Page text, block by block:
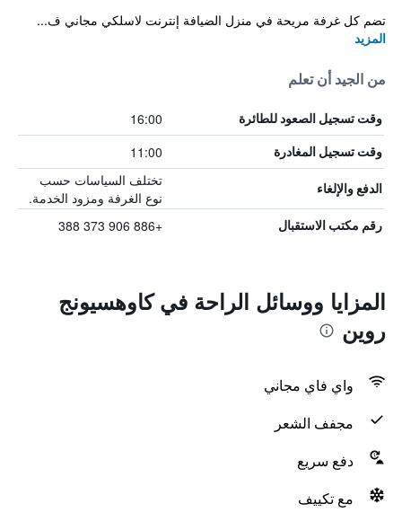
تضم كل غرفة مريحة في منزل الضيافة إنترنت لاسلكي مجاني ف...
المزيد
من الجيد أن تعلم
وقت تسجيل الصعود للطائرة 16:00
وقت تسجيل المغادرة 11:00
الدفع والإلغاء
تختلف السياسات حسب
نوع الغرفة ومزود الخدمة.
رقم مكتب الاستقبال +886 906 373 388
المزايا ووسائل الراحة في كاوهسيونج
روين
واي فاي مجاني
مجفف الشعر
دفع سريع
مع تكييف